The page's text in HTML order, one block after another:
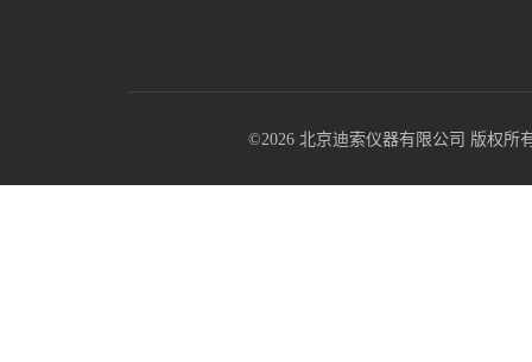
©2026 北京迪索仪器有限公司 版权所